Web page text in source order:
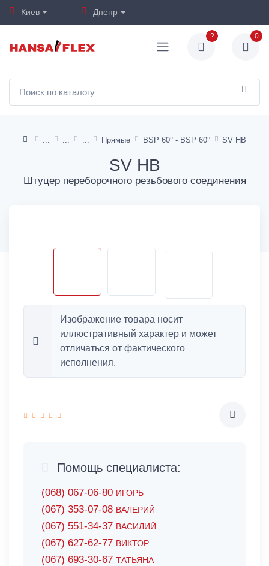
Киев Днепр
? 0
Прямые BSP 60° - BSP 60° SV HB
SV HB
Штуцер переборочного резьбового соединения
Изображение товара носит
иллюстративный характер и может
отличаться от фактического
исполнения.
Помощь специалиста:
(068) 067-06-80 ИГОРЬ
(067) 353-07-08 ВАЛЕРИЙ
(067) 551-34-37 ВАСИЛИЙ
(067) 627-62-77 ВИКТОР
(067) 693-30-67 ТАТЬЯНА